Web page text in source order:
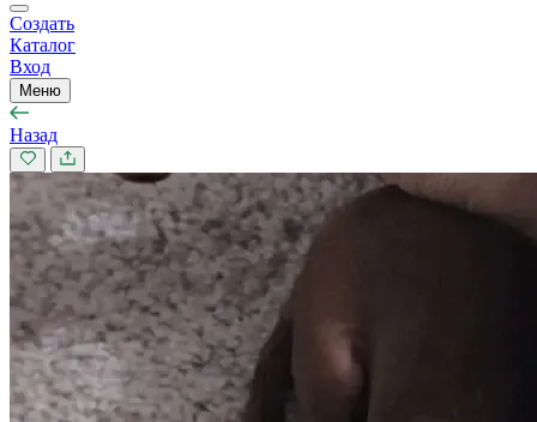
Создать
Каталог
Вход
Меню
Назад